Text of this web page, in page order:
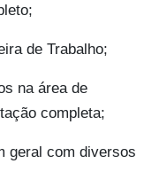
de Trabalho;
na área de
completa;
geral com diversos